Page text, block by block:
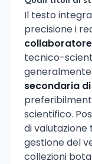
Il testo
precisione i
tecnico-
secondaria
scientifico.
di valutazione
gestione del
collezioni